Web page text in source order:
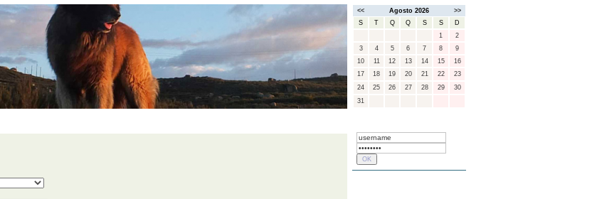
<< Agosto 2026
>>
S
T Q Q S S
D
1
2
3
4 5 6 7 8
9
10
11 12 13 14 15
16
17
18 19 20 21 22
23
24
25 26 27 28 29
30
31